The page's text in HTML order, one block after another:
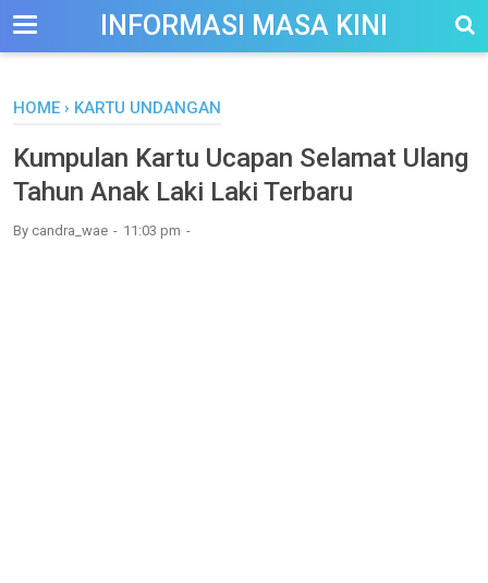
--> INFORMASI MASA KINI
HOME › KARTU UNDANGAN
Kumpulan Kartu Ucapan Selamat Ulang
Tahun Anak Laki Laki Terbaru
By candra_wae 11:03 pm